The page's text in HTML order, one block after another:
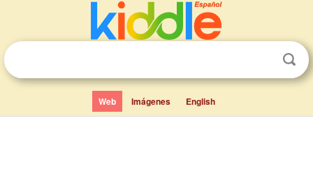
Web Imágenes English